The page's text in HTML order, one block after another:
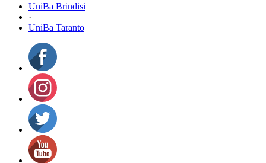
UniBa Brindisi
·
UniBa Taranto